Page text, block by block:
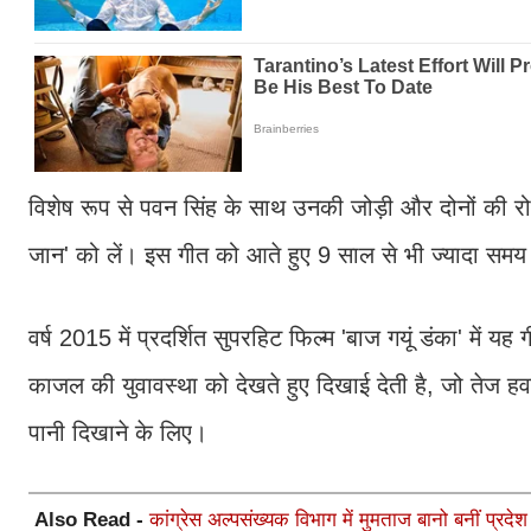
विशेष रूप से पवन सिंह के साथ उनकी जोड़ी और दोनों की
जान' को लें। इस गीत को आते हुए 9 साल से भी ज्यादा
वर्ष 2015 में प्रदर्शित सुपरहिट फिल्म 'बाज गयूं डंका' में यह
काजल की युवावस्था को देखते हुए दिखाई देती है, जो तेज
पानी दिखाने के लिए।
Also Read -कांग्रेस अल्पसंख्यक विभाग में मुमताज बानो बनीं